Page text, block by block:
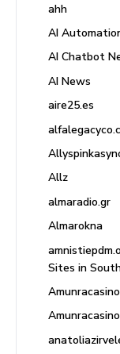
ahh
AI
AI Chatbot
AI News
aire25.es
Allz
almaradio.gr
Almarokna
Sites in